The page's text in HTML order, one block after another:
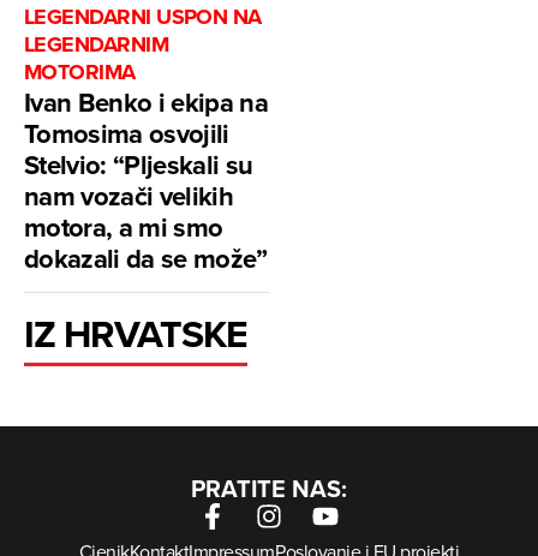
LEGENDARNI USPON NA
LEGENDARNIM
MOTORIMA
Ivan Benko i ekipa na
Tomosima osvojili
Stelvio: “Pljeskali su
nam vozači velikih
motora, a mi smo
dokazali da se može”
IZ HRVATSKE
PRATITE NAS: